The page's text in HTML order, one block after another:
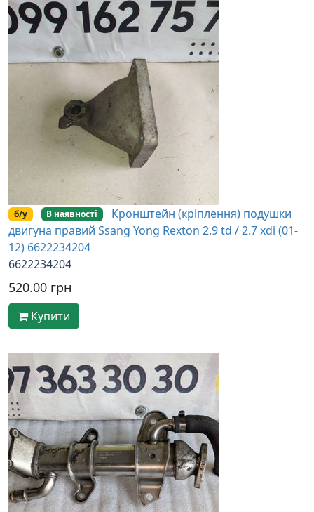
б/у В наявності
Кронштейн (кріплення) подушки
двигуна правий Ssang Yong Rexton 2.9 td / 2.7 xdi (01-
12) 6622234204
6622234204
520.00 грн
Купити